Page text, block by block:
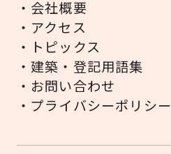
・会社概要
・アクセス
・トピックス
・建築・登記用語集
・お問い合わせ
・プライバシーポリシー